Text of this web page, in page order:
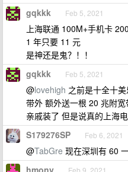
gqkkk Feb 5, 2021
上海联通 100M+手机卡
1 年只要 11 元
是神还是鬼？！！
gqkkk Feb 5, 2021
@lovehigh 之前是十全十
带外 额外送一根 20 兆附
亲戚装了 但是说真的上海
S179276SP Feb 6, 2021
@TabGre 现在深圳有 60
hmony Feb 9, 2021